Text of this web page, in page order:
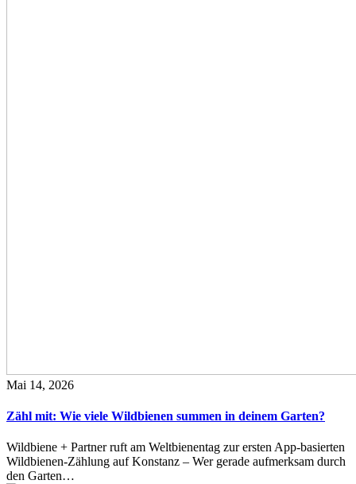
Mai 14, 2026
Zähl mit: Wie viele Wildbienen summen in deinem Garten?
Wildbiene + Partner ruft am Weltbienentag zur ersten App-basierten
Wildbienen-Zählung auf Konstanz – Wer gerade aufmerksam durch
den Garten…